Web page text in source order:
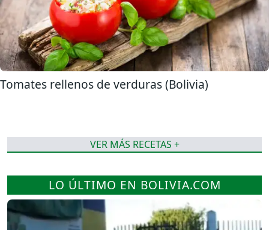
Tomates rellenos de verduras (Bolivia)
VER MÁS RECETAS +
LO ÚLTIMO EN BOLIVIA.COM